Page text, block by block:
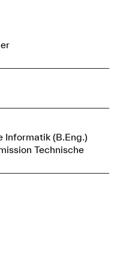
Informatik (B.Eng.)
Technische